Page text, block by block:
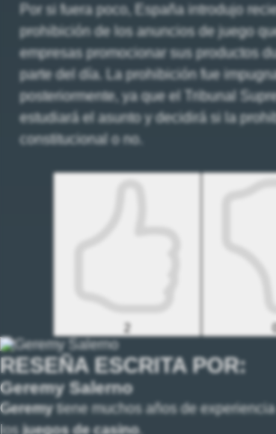
Por si fuera poco, España introdujo
prohibición de los anuncios de juego
empresas promocionar sus productos
parte del día. La prohibición fue
posteriormente, ya que el Tribunal
estudiará el asunto y decidirá si la
constitucional o no.
RESEÑA ESCRITA POR:
Geremy Salerno
Geremytiene muchos años de
losjuegos de casino.